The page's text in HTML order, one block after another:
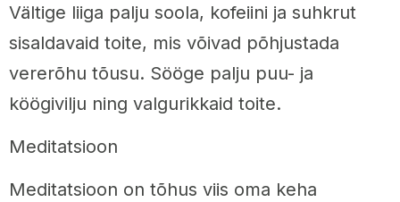
Vältige liiga palju soola, kofeiini ja suhkrut
sisaldavaid toite, mis võivad põhjustada
vererõhu tõusu. Sööge palju puu- ja
köögivilju ning valgurikkaid toite.
Meditatsioon
Meditatsioon on tõhus viis oma keha